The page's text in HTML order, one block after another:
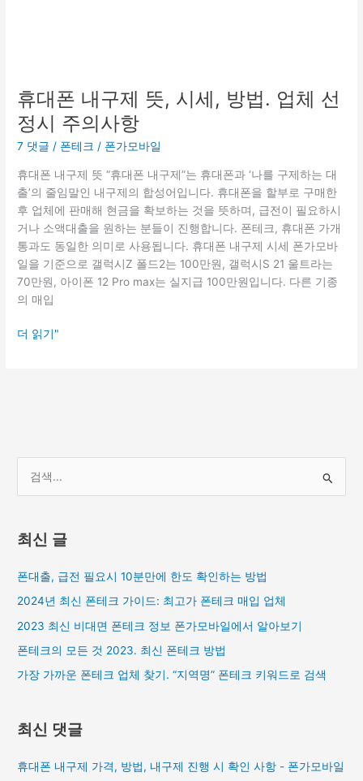
휴대폰 내구제 뜻, 시세, 방법. 업체 선
정시 주의사항
7 댓글 / 폰테크 / 폰가모바일
휴대폰 내구제 뜻 “휴대폰 내구제”는 휴대폰과 ‘나를 구제하는 대
출’의 줄임말인 내구제의 합성어입니다. 휴대폰을 할부로 구매한
후 업체에 판매해 현금을 확보하는 것을 뜻하며, 급전이 필요하시
거나 소액대출을 원하는 분들이 진행합니다. 폰테크, 휴대폰 가개
통과도 동일한 의미로 사용됩니다. 휴대폰 내구제 시세 폰가모바
일을 기준으로 갤럭시Z 폴드2는 100만원, 갤럭시S 21 울트라는
70만원, 아이폰 12 Pro max는 실지급 100만원입니다. 다른 기종
의 매입
업
체
선
시
주
의
사
항
더 읽기"
상
최신 글
폰대출, 급전 필요시 10분만에 한도 확인하는 방법
2024년 최신 폰테크 가이드: 최고가 폰테크 매입 업체
2023 최신 비대면 폰테크 정보 폰가모바일에서 알아보기
폰테크의 모든 것 2023. 최신 폰테크 방법
가장 가까운 폰테크 업체 찾기. “지역명” 폰테크 키워드로 검색
최신 댓글
휴대폰 내구제 가격, 방법, 내구제 진행 시 확인 사항 - 폰가모바일